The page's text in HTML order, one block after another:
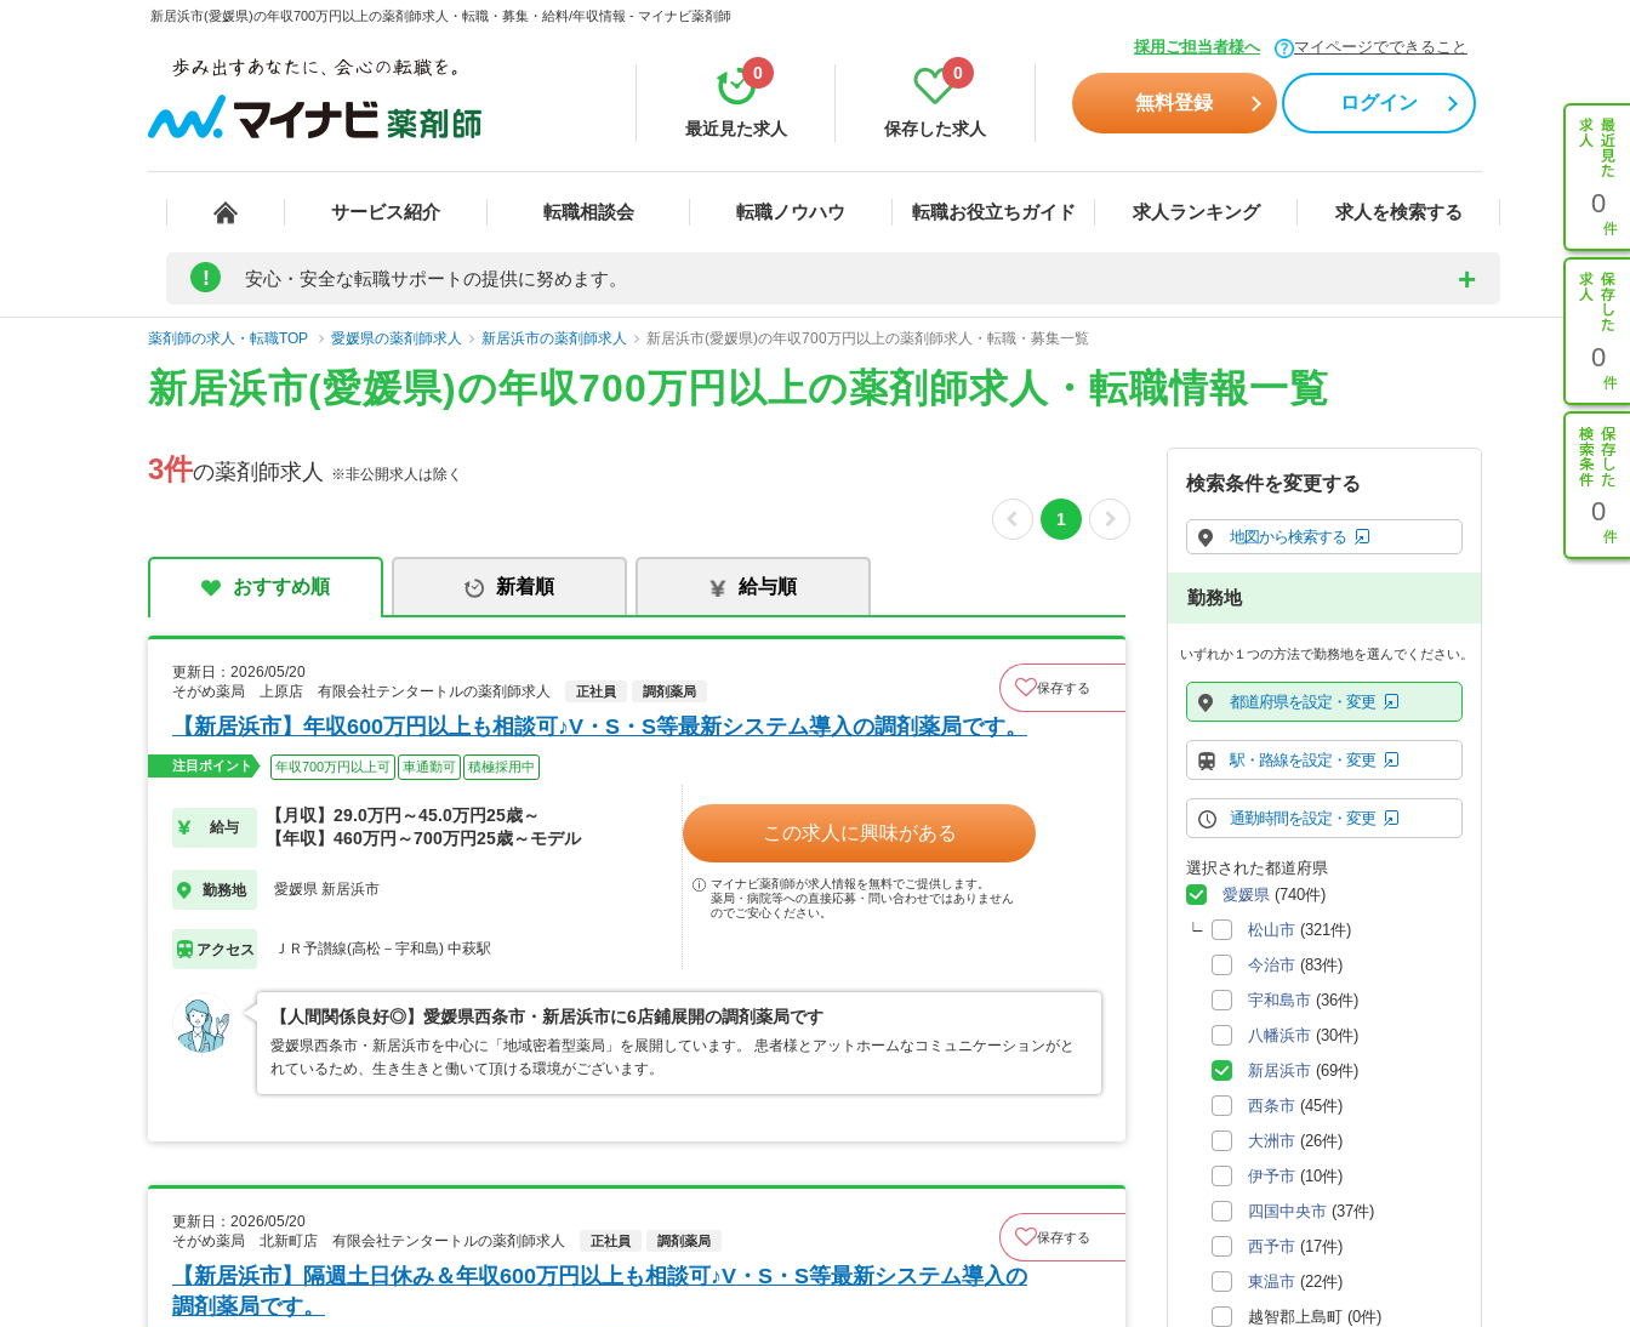
新居浜市(愛媛県)の年収700万円以上の薬剤師求人・転職・募集・給料/年収情報 - マイナビ薬剤師
採用ご担当者様へ マイページでできること
最近見た求人
0
保存した求人
0
無料登録 ログイン
サービス紹介 転職相談会 転職ノウハウ 転職お役立ちガイド 求人ランキング 求人を検索する 0
0
0
! 安心・安全な転職サポートの提供に努めます。
薬剤師の求人・転職TOP 愛媛県の薬剤師求人 新居浜市の薬剤師求人 新居浜市(愛媛県)の年収700万円以上の薬剤師求人・転職・募集一覧
新居浜市(愛媛県)の年収700万円以上の薬剤師求人・転職情報一覧
3件の薬剤師求人 ※非公開求人は除く
1
おすすめ順 新着順 給与順
更新日：2026/05/20
そがめ薬局 上原店 有限会社テンタートルの薬剤師求人
正社員 調剤薬局 保存する
【新居浜市】年収600万円以上も相談可♪V・S・S等最新システム導入の調剤薬局です。
注目ポイント 年収700万円以上可 車通勤可 積極採用中
給与
【月収】29.0万円～45.0万円25歳～
【年収】460万円～700万円25歳～モデル
勤務地 愛媛県 新居浜市
アクセス ＪＲ予讃線(高松－宇和島) 中萩駅
この求人に興味がある
マイナビ薬剤師が求人情報を無料でご提供します。
薬局・病院等への直接応募・問い合わせではありません
のでご安心ください。
【人間関係良好◎】愛媛県西条市・新居浜市に6店鋪展開の調剤薬局です
愛媛県西条市・新居浜市を中心に「地域密着型薬局」を展開しています。 患者様とアットホームなコミュニケーションがと
れているため、生き生きと働いて頂ける環境がございます。
更新日：2026/05/20
そがめ薬局 北新町店 有限会社テンタートルの薬剤師求人
正社員 調剤薬局 保存する
【新居浜市】隔週土日休み＆年収600万円以上も相談可♪V・S・S等最新システム導入の
調剤薬局です。
検索条件を変更する
地図から検索する
勤務地
いずれか１つの方法で勤務地を選んでください。
都道府県を設定・変更
駅・路線を設定・変更
通勤時間を設定・変更
選択された都道府県
愛媛県 (740件)
松山市 (321件)
今治市 (83件)
宇和島市 (36件)
八幡浜市 (30件)
新居浜市 (69件)
西条市 (45件)
大洲市 (26件)
伊予市 (10件)
四国中央市 (37件)
西予市 (17件)
東温市 (22件)
越智郡上島町 (0件)